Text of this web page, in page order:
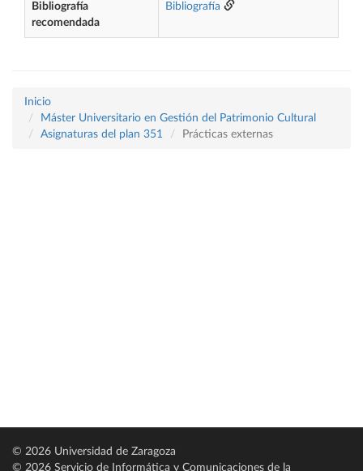
Bibliografía
recomendada
Bibliografía
Inicio
Máster Universitario en Gestión del Patrimonio Cultural
Asignaturas del plan 351
Prácticas externas
© 2026 Universidad de Zaragoza
© 2026 Servicio de Informática y Comunicaciones de la